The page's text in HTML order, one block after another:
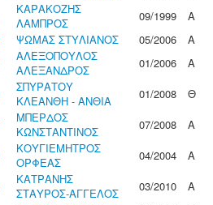
ΚΑΡΑΚΟΖΗΣ
ΛΑΜΠΡΟΣ
09/1999
Α
ΨΩΜΑΣ ΣΤΥΛΙΑΝΟΣ 05/2006
Α
ΑΛΕΞΟΠΟΥΛΟΣ
ΑΛΕΞΑΝΔΡΟΣ
01/2006
Α
ΣΠΥΡΑΤΟΥ
ΚΛΕΑΝΘΗ - ΑΝΘΙΑ
01/2008
Θ
ΜΠΕΡΔΟΣ
ΚΩΝΣΤΑΝΤΙΝΟΣ
07/2008
Α
ΚΟΥΓΙΕΜΗΤΡΟΣ
ΟΡΦΕΑΣ
04/2004
Α
ΚΑΤΡΑΝΗΣ
ΣΤΑΥΡΟΣ-ΑΓΓΕΛΟΣ
03/2010
Α